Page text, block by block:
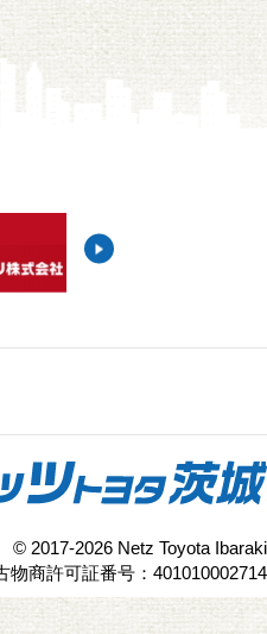
© 2017-2026 Netz Toyota Ibaraki
物商許可証番号：401010002714